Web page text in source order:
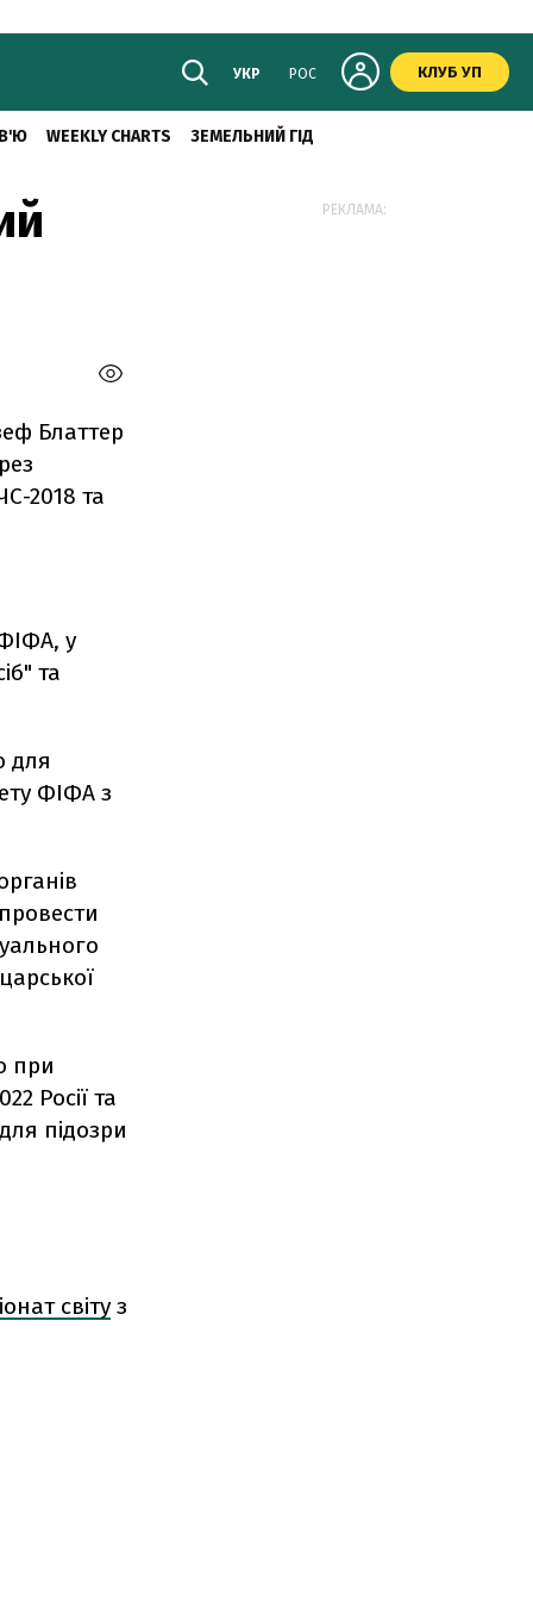
УКР РОС КЛУБ УП
WEEKLY CHARTS ЗЕМЕЛЬНИЙ ГІД
Блаттер
2018 та
у
та
для
ФІФА з
при
Росії та
підозри
світу з
РЕКЛАМА: